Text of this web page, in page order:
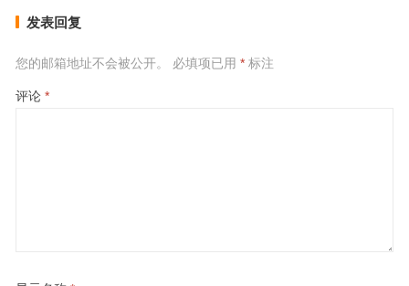
发表回复
您的邮箱地址不会被公开。 必填项已用 *标注
评论 *